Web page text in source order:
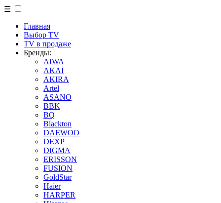
☰
Главная
Выбор TV
TV в продаже
Бренды:
AIWA
AKAI
AKIRA
Artel
ASANO
BBK
BQ
Blackton
DAEWOO
DEXP
DIGMA
ERISSON
FUSION
GoldStar
Haier
HARPER